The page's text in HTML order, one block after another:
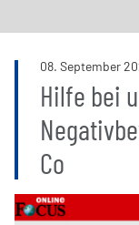
08. September
Hilfe bei
Co